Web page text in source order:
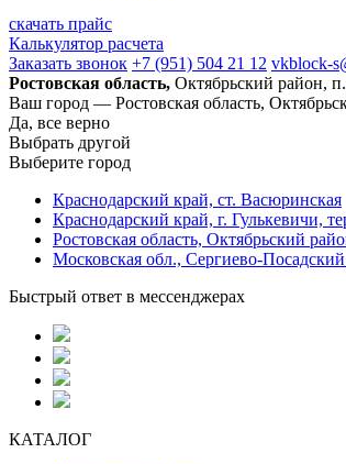
скачать прайс
Калькулятор расчета
Заказать звонок +7 (951) 504 21 12 vkblock-
Ростовская область, Октябрьский район,
Ваш город — Ростовская область,
Да, все верно
Выбрать другой
Выберите город
Краснодарский край, ст. Васюринская
Краснодарский край, г. Гулькевичи,
Ростовская область, Октябрьский
Московская обл., Сергиево-
Быстрый ответ в мессенджерах
КАТАЛОГ